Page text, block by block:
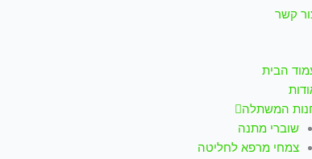
קשר
הבית
המשתלה
שוברי מתנה
צמחי מרפא לחליטה